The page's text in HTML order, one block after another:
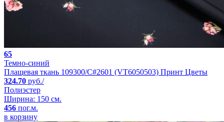
65
Темно-синий
Плащевая ткань 109300/C#2601 (VT6050503) Принт Цветы
324.70 руб./
Полиэстер
Ширина: 150 см.
456 пог.м.
в корзину